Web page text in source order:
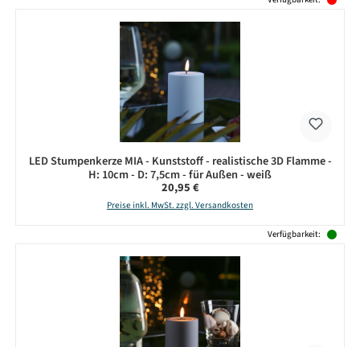
LED Stumpenkerze MIA - Kunststoff - realistische 3D Flamme -
H: 10cm - D: 7,5cm - für Außen - weiß
Regulärer Preis:
20,95 €
Preise inkl. MwSt. zzgl. Versandkosten
Verfügbarkeit: